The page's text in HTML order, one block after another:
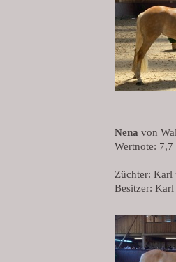
Nena von
Wertnote: 7,7
Züchter: Karl
Besitzer: